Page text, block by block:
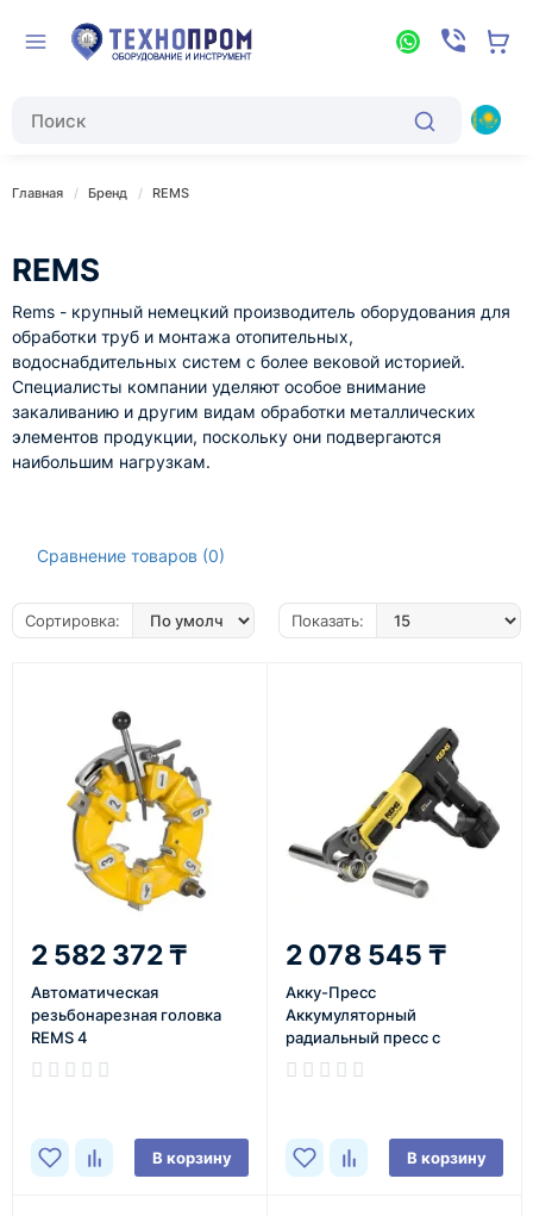
Главная Бренд REMS
REMS
Rems - крупный немецкий производитель оборудования для
обработки труб и монтажа отопительных,
водоснабдительных систем с более вековой историей.
Специалисты компании уделяют особое внимание
закаливанию и другим видам обработки металлических
элементов продукции, поскольку они подвергаются
наибольшим нагрузкам.
Сравнение товаров (0)
Сортировка: Показать:
2 582 372 ₸
Автоматическая
резьбонарезная головка
REMS 4
В корзину
2 078 545 ₸
Акку-Пресс
Аккумуляторный
радиальный пресс с
сигналом отключения
REMS
В корзину